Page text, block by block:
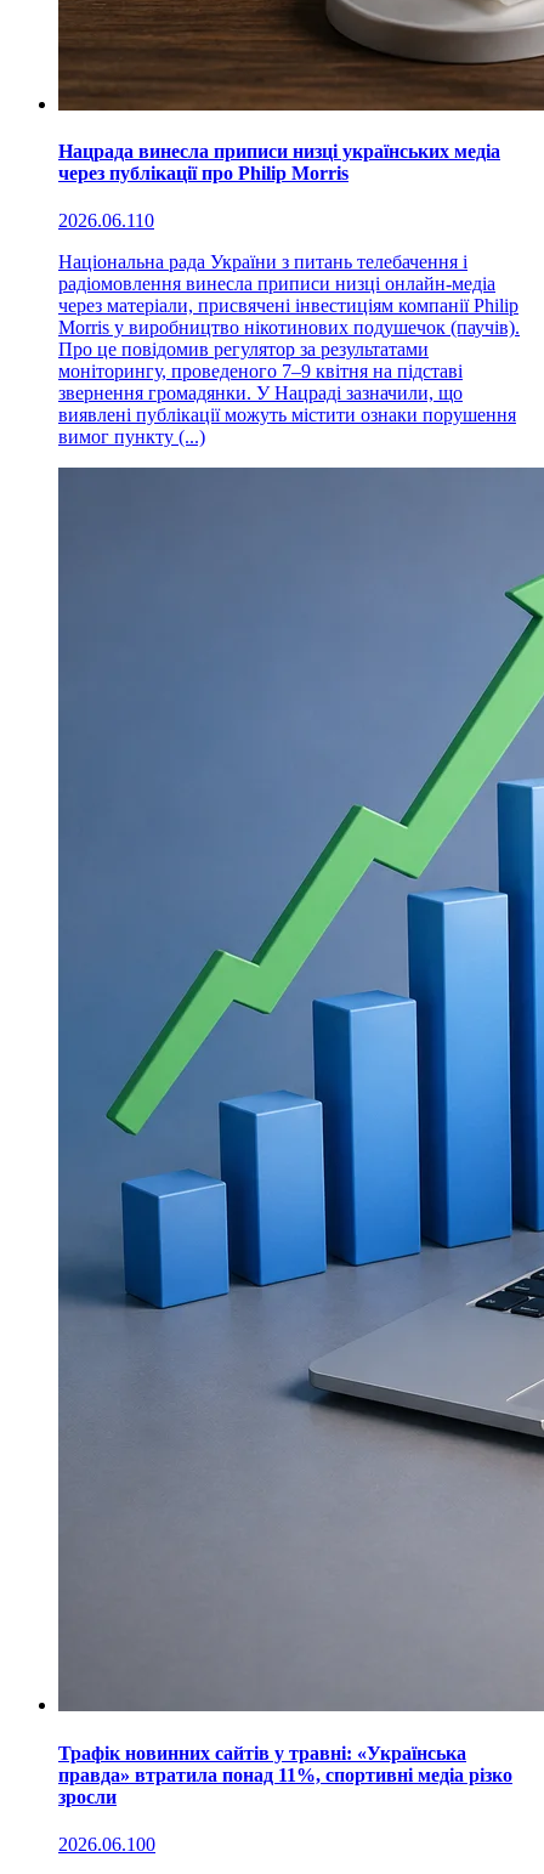
Нацрада винесла приписи низці українських медіа
через публікації про Philip Morris
2026.06.110
Національна рада України з питань телебачення і
радіомовлення винесла приписи низці онлайн-медіа
через матеріали, присвячені інвестиціям компанії Philip
Morris у виробництво нікотинових подушечок (паучів).
Про це повідомив регулятор за результатами
моніторингу, проведеного 7–9 квітня на підставі
звернення громадянки. У Нацраді зазначили, що
виявлені публікації можуть містити ознаки порушення
вимог пункту (...)
Трафік новинних сайтів у травні: «Українська
правда» втратила понад 11%, спортивні медіа різко
зросли
2026.06.100